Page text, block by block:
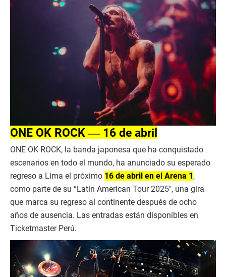
ONE OK ROCK ― 16 de abril
ONE OK ROCK, la banda japonesa que ha conquistado
escenarios en todo el mundo, ha anunciado su esperado
regreso a Lima el próximo 16 de abril en el Arena 1 ,
como parte de su “Latin American Tour 2025″, una gira
que marca su regreso al continente después de ocho
años de ausencia. Las entradas están disponibles en
Ticketmaster Perú.